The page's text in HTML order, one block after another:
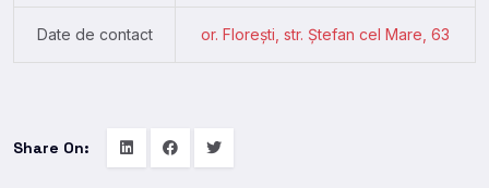
Date de contact or. Floreşti, str. Ştefan cel Mare, 63
Share On: